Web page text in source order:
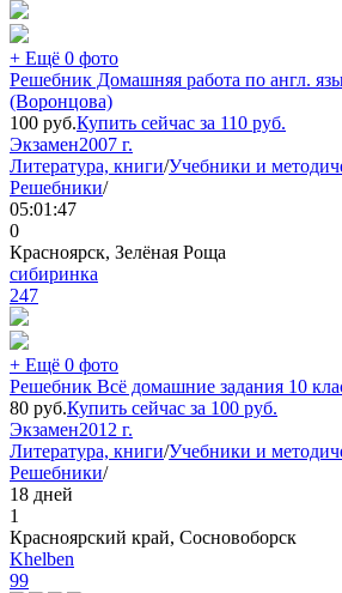
+ Ещё 0 фото
Решебник Домашняя работа по англ.
(Воронцова)
100 руб.Купить сейчас за 110 руб.
Экзамен2007 г.
Литература, книги/Учебники и
Решебники/
05:01:47
0
Красноярск, Зелёная Роща
сибиринка
247
+ Ещё 0 фото
Решебник Всё домашние задания 10
80 руб.Купить сейчас за 100 руб.
Экзамен2012 г.
Литература, книги/Учебники и
Решебники/
18 дней
1
Красноярский край, Сосновоборск
Khelben
99